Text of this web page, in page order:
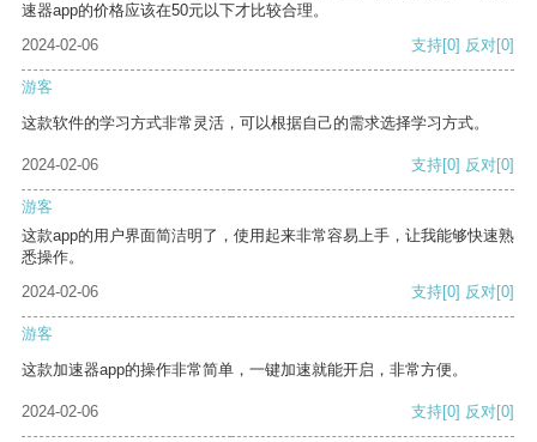
速器app的价格应该在50元以下才比较合理。
2024-02-06
支持[0] 反对[0]
游客
这款软件的学习方式非常灵活，可以根据自己的需求选择学习方式。
2024-02-06 支持[0] 反对[0]
游客
这款app的用户界面简洁明了，使用起来非常容易上手，让我能够快速熟
悉操作。
2024-02-06
支持[0] 反对[0]
游客
这款加速器app的操作非常简单，一键加速就能开启，非常方便。
2024-02-06 支持[0] 反对[0]